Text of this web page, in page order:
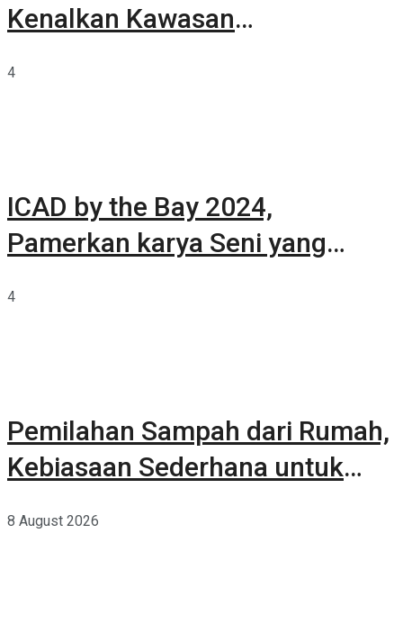
Kenalkan Kawasan
4
ICAD by the Bay 2024,
Pamerkan karya Seni yang
4
Pemilahan Sampah dari Rumah,
Kebiasaan Sederhana untuk
8 August 2026